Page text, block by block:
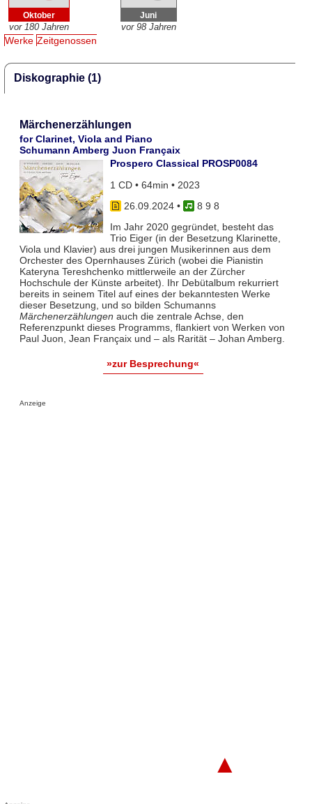
Oktober
vor 180 Jahren
Juni
vor 98 Jahren
Werke Zeitgenossen
Diskographie (1)
Märchenerzählungen
for Clarinet, Viola and Piano
Schumann Amberg Juon Françaix
Prospero Classical PROSP0084
1 CD • 64min • 2023
26.09.2024•
8 9 8
Im Jahr 2020 gegründet, besteht das
Trio Eiger (in der Besetzung Klarinette,
Viola und Klavier) aus drei jungen Musikerinnen aus dem
Orchester des Opernhauses Zürich (wobei die Pianistin
Kateryna Tereshchenko mittlerweile an der Zürcher
Hochschule der Künste arbeitet). Ihr Debütalbum rekurriert
bereits in seinem Titel auf eines der bekanntesten Werke
dieser Besetzung, und so bilden Schumanns
Märchenerzählungen auch die zentrale Achse, den
Referenzpunkt dieses Programms, flankiert von Werken von
Paul Juon, Jean Françaix und – als Rarität – Johan Amberg.
»zur Besprechung«
Anzeige
▲